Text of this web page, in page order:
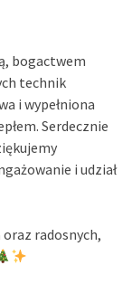
bogactwem
technik
i wypełniona
Serdecznie
i udział
radosnych,